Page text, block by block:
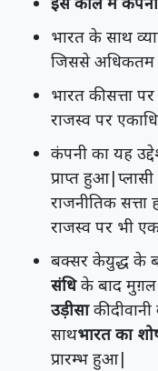
भारत के साथ
जिससे अधिकतम
भारत की सत्ता
राजस्व पर
कंपनी का यह
प्राप्त
राजनीतिक
राजस्व पर भी
बक्सर केयुद्ध के
संधिके बाद मुग़ल
उड़ीसाकी
साथभारत का
प्रारम्भ हुआ|